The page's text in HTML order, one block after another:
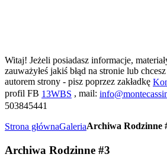
Witaj! Jeżeli posiadasz informacje,
zauważyłeś jakiś błąd na stronie lub
autorem strony - pisz poprzez zakładkę
profil FB 13WBS , mail:
503845441
Strona głównaGaleriaArchiwa Rodzinne
Archiwa Rodzinne #3